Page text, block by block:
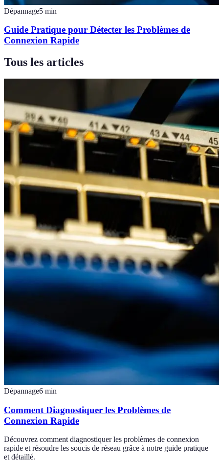
Dépannage5 min
Guide Pratique pour Détecter les Problèmes de
Connexion Rapide
Tous les articles
Dépannage6 min
Comment Diagnostiquer les Problèmes de
Connexion Rapide
Découvrez comment diagnostiquer les problèmes de connexion
rapide et résoudre les soucis de réseau grâce à notre guide pratique
et détaillé.